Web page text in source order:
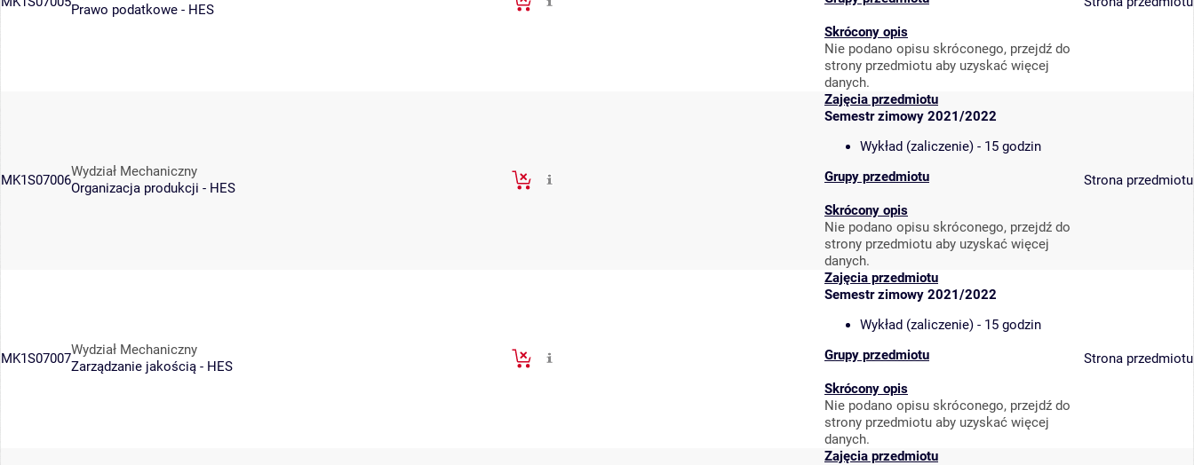
Prawo podatkowe - HES
Skrócony opis
Nie podano opisu skróconego, przejdź do
strony przedmiotu aby uzyskać więcej
danych.
MK1S07006
Wydział Mechaniczny
Organizacja produkcji - HES
Zajęcia przedmiotu
Semestr zimowy 2021/2022
Wykład (zaliczenie) - 15 godzin
Grupy przedmiotu
Skrócony opis
Nie podano opisu skróconego, przejdź do
strony przedmiotu aby uzyskać więcej
danych.
Strona przedmiotu
MK1S07007
Wydział Mechaniczny
Zarządzanie jakością - HES
Zajęcia przedmiotu
Semestr zimowy 2021/2022
Wykład (zaliczenie) - 15 godzin
Grupy przedmiotu
Skrócony opis
Nie podano opisu skróconego, przejdź do
strony przedmiotu aby uzyskać więcej
danych.
Strona przedmiotu
Zajęcia przedmiotu